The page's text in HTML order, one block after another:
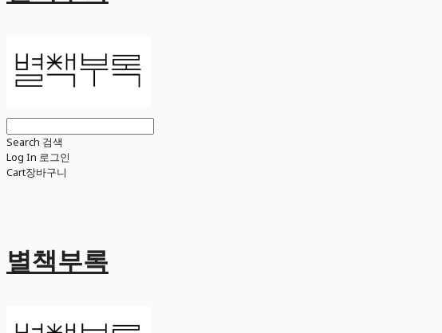
Search 검색
Log In 로그인
Cart장바구니
별책부록